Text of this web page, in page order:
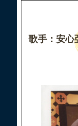
歌手：安心